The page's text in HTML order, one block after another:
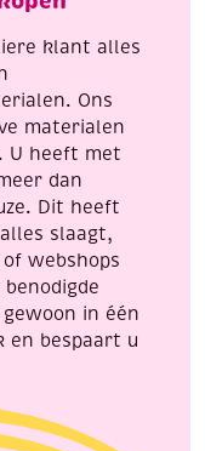
klant alles
Ons
materialen
U heeft met
dan
Dit heeft
slaagt,
webshops
in één
en bespaart u